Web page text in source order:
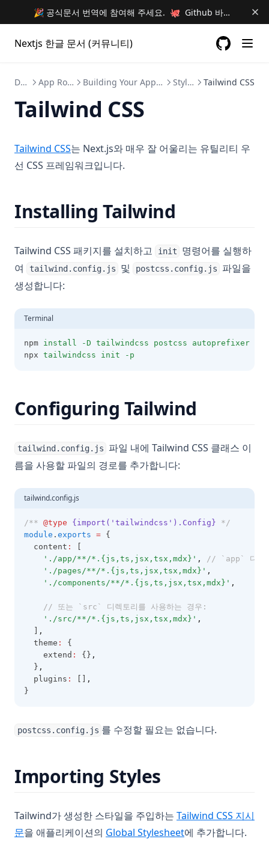
🎉 공식문서 번역에 참여해 주세요. 🐙 Github 바로가기 🐙
Nextjs 한글 문서 (커뮤니티)
Docs App Router Building Your Application Styling Tailwind CSS
Tailwind CSS
Tailwind CSS(opens in a new tab)
는 Next.js와 매우 잘 어울리는 유틸리티 우
선 CSS 프레임워크입니다.
Installing Tailwind
Tailwind CSS 패키지를 설치하고 init
명령어를 실행하
여
tailwind.config.js 및 postcss.config.js
파일을
생성합니다:
Terminal
npm install -D tailwindcss postcss
autoprefixer
npx tailwindcss init -p
Configuring Tailwind
tailwind.config.js
파일 내에 Tailwind CSS 클래스 이
름을 사용할 파일의 경로를 추가합니다:
tailwind.config.js
/** @type {import('tailwindcss').Config} */
module . exports = {
  content
:
'./app/**/*.{js,ts,jsx,tsx,mdx}' ,
// `app` 디렉
'./pages/**/*.{js,ts,jsx,tsx,mdx}' ,
'./components/**/*.{js,ts,jsx,tsx,mdx}' ,
// 또는 `src` 디렉토리를 사용하는 경우:
'./src/**/*.{js,ts,jsx,tsx,mdx}' ,
,
  theme
:
{
    extend
: {} ,
  }
,
  plugins
:
,
}
postcss.config.js 를 수정할 필요는 없습니다.
Importing Styles
Tailwind가 생성한 스타일을 주입하는 Tailwind CSS 지시
문(opens in a new tab)
을 애플리케이션의 Global Stylesheet에 추가합니다.